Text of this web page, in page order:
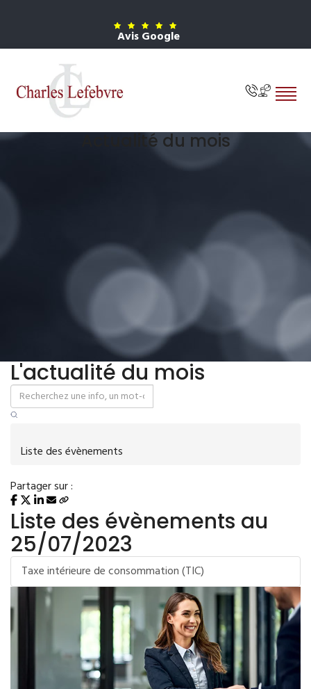
Avis Google
Actualité du mois
L'actualité du mois
Liste des évènements
Partager sur :
Liste des évènements au
25/07/2023
Taxe intérieure de consommation (TIC)